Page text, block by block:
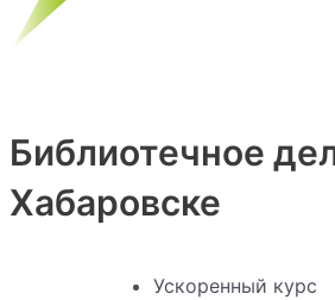
Библиотечное
Хабаровске
Ускоренный курс